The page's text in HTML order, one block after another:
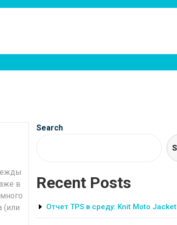
в
(или
Search
Recent Posts
Отчет TPS в среду: Knit Moto Jacket